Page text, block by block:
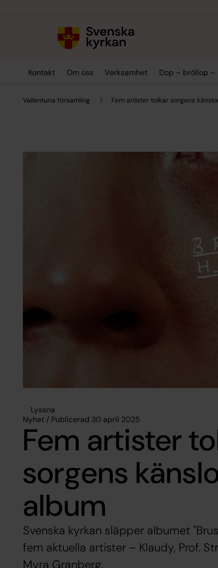
Kontakt Om oss Verksamhet Dop – bröllop –
Vallentuna församling Fem artister tolkar sorgens
Lyssna
Nyhet / Publicerad 30 april 2025
Fem artister
sorgens
album
Svenska kyrkan släpper albumet
fem aktuella artister – Klaudy, Prof.
Myra Granberg.